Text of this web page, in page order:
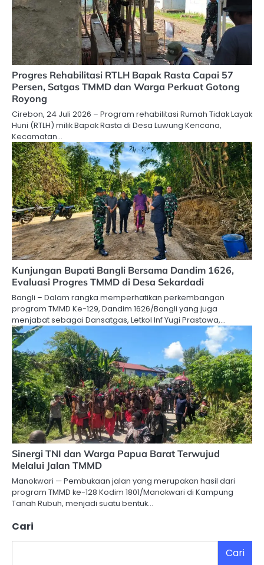
Progres Rehabilitasi RTLH Bapak Rasta Capai 57
Persen, Satgas TMMD dan Warga Perkuat Gotong
Royong
Cirebon, 24 Juli 2026 – Program rehabilitasi Rumah Tidak Layak
Huni (RTLH) milik Bapak Rasta di Desa Luwung Kencana,
Kecamatan…
Kunjungan Bupati Bangli Bersama Dandim 1626,
Evaluasi Progres TMMD di Desa Sekardadi
Bangli – Dalam rangka memperhatikan perkembangan
program TMMD Ke-129, Dandim 1626/Bangli yang juga
menjabat sebagai Dansatgas, Letkol Inf Yugi Prastawa,…
Sinergi TNI dan Warga Papua Barat Terwujud
Melalui Jalan TMMD
Manokwari — Pembukaan jalan yang merupakan hasil dari
program TMMD ke-128 Kodim 1801/Manokwari di Kampung
Tanah Rubuh, menjadi suatu bentuk…
Cari
Cari